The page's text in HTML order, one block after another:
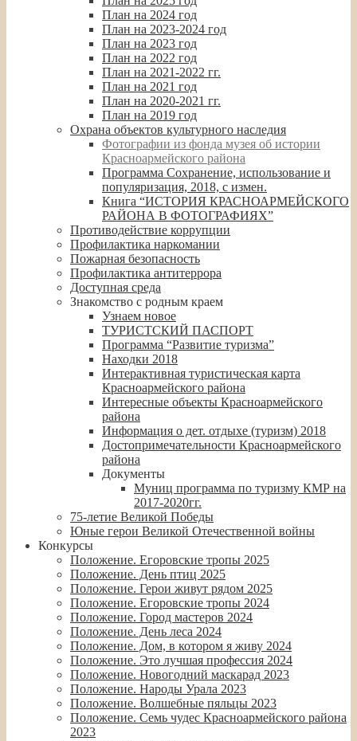
План на 2024 год
План на 2023-2024 год
План на 2023 год
План на 2022 год
План на 2021-2022 гг.
План на 2021 год
План на 2020-2021 гг.
План на 2019 год
Охрана объектов культурного наследия
Фотографии из фонда музея об истории
Красноармейского района
Программа Сохранение, использование и
популяризация, 2018, с измен.
Книга “ИСТОРИЯ КРАСНОАРМЕЙСКОГО
РАЙОНА В ФОТОГРАФИЯХ”
Противодействие коррупции
Профилактика наркомании
Пожарная безопасность
Профилактика антитеррора
Доступная среда
Знакомство с родным краем
Узнаем новое
ТУРИСТСКИЙ ПАСПОРТ
Программа “Развитие туризма”
Находки 2018
Интерактивная туристическая карта
Красноармейского района
Интересные объекты Красноармейского
района
Информация о дет. отдыхе (туризм) 2018
Достопримечательности Красноармейского
района
Документы
Муниц программа по туризму КМР на
2017-2020гг.
75-летие Великой Победы
Юные герои Великой Отечественной войны
Конкурсы
Положение. Егоровские тропы 2025
Положение. День птиц 2025
Положение. Герои живут рядом 2025
Положение. Егоровские тропы 2024
Положение. Город мастеров 2024
Положение. День леса 2024
Положение. Дом, в котором я живу 2024
Положение. Это лучшая профессия 2024
Положение. Новогодний маскарад 2023
Положение. Народы Урала 2023
Положение. Волшебные пяльцы 2023
Положение. Семь чудес Красноармейского района
2023